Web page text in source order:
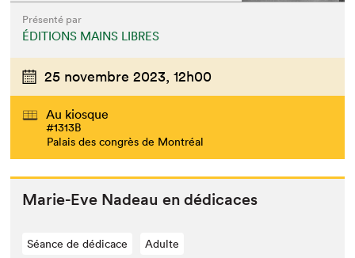
Présenté par
ÉDITIONS MAINS LIBRES
25 novembre 2023, 12h00
Au kiosque
#1313B
Palais des congrès de Montréal
Marie-Eve Nadeau en dédicaces
Séance de dédicace Adulte